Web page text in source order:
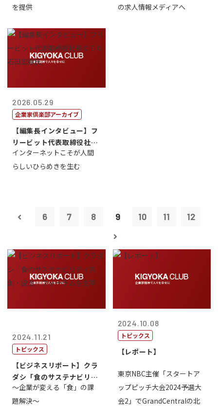
を提供
の求人情報メディアへ
2026.05.29
企業家倶楽部アーカイブ
【編集長インタビュー】フ
リービット代表取締役社長
ＣＥＯ 石田...
インターネットこそが人間
らしいひらめきを生む
6 7 8 9 10 11 12
2024.11.21
トピックス
【ビジネスリポート】クラ
ダシ「食のサステナビリテ
ィ共創・協働...
～企業が変える「食」の課
題解決～
2024.10.08
トピックス
【レポート】
東京NBC主催「スタートア
ップピッチ大会2024予選大
会2」でGrandCentralの北